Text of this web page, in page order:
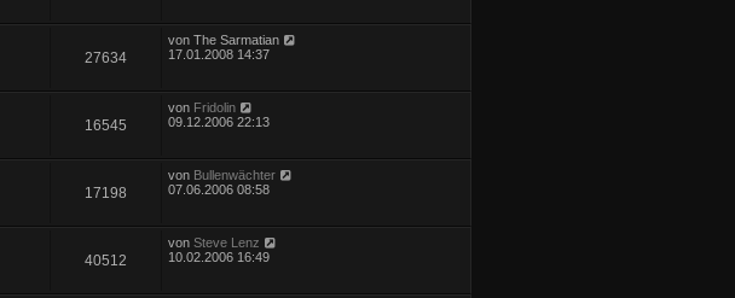
27634
vonThe Sarmatian
17.01.2008 14:37
16545
von Fridolin
09.12.2006 22:13
17198
von Bullenwächter
07.06.2006 08:58
40512
vonSteve Lenz
10.02.2006 16:49